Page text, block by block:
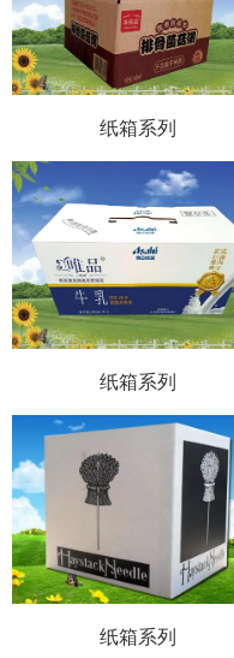
纸箱系列
纸箱系列
纸箱系列